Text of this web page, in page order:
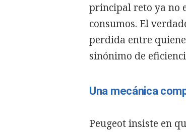
principal reto ya no
consumos. El
perdida entre
sinónimo de
Una mecánica
Peugeot insiste en